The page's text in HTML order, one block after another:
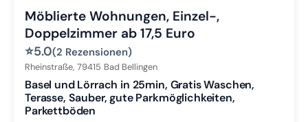
Möblierte Wohnungen, Einzel-,
Doppelzimmer ab 17,5 Euro
⭐5.0(2 Rezensionen)
Rheinstraße, 79415 Bad Bellingen
Basel und Lörrach in 25min, Gratis Waschen,
Terasse, Sauber, gute Parkmöglichkeiten,
Parkettböden